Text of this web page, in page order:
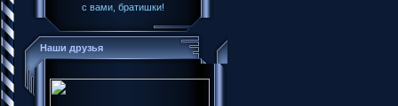
с вами, братишки!
Наши друзья